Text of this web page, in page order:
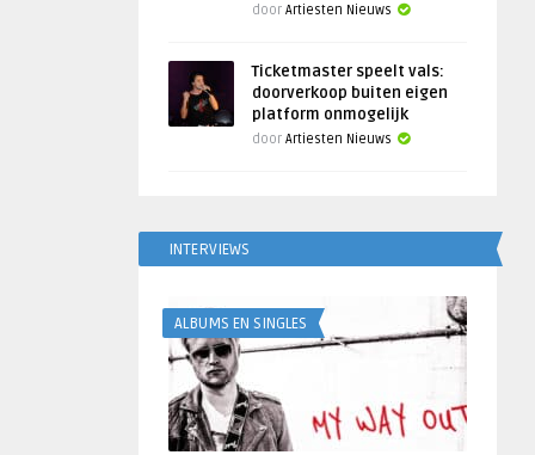
door Artiesten Nieuws
Ticketmaster speelt vals:
doorverkoop buiten eigen
platform onmogelijk
door Artiesten Nieuws
INTERVIEWS
ALBUMS EN SINGLES